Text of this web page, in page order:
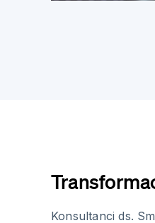
Konsultanci ds.